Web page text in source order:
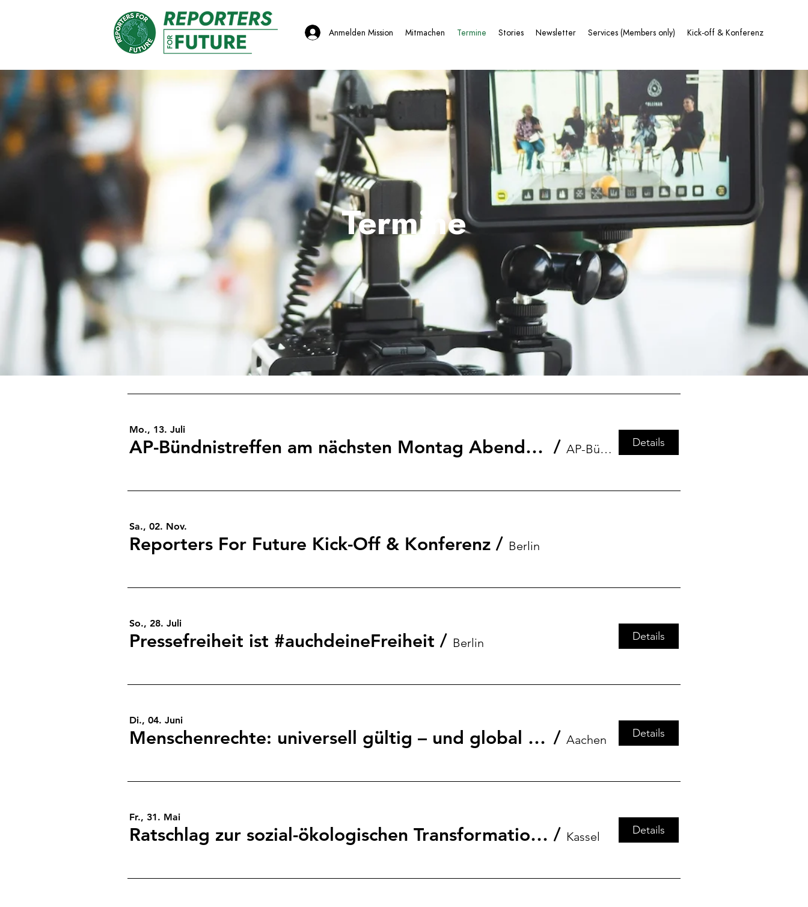
Mission Mitmachen Termine Stories Newsletter Services (Members only) Kick-off & Konferenz
Anmelden
Termine
Mo., 13. Juli
AP-Bündnistreffen am nächsten Montag Abend eingeladen: 11.05.26, | 17.30 Uhr ONLINE / AP-Bündnistreffen FFF Details
Sa., 02. Nov.
Reporters For Future Kick-Off & Konferenz / Berlin
So., 28. Juli
Pressefreiheit ist #auchdeineFreiheit / Berlin Details
Di., 04. Juni
Menschenrechte: universell gültig – und global gefährdet! /Aachen Details
Fr., 31. Mai
Ratschlag zur sozial-ökologischen Transformation der Mobilitätsindustrien / Kassel Details